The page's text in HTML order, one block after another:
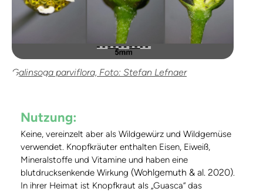
Galinsoga parviflora, Foto: Stefan Lefnaer
Nutzung:
Keine, vereinzelt aber als Wildgewürz und Wildgemüse
verwendet. Knopfkräuter enthalten Eisen, Eiweiß,
Mineralstoffe und Vitamine und haben eine
blutdrucksenkende Wirkung (Wohlgemuth & al. 2020).
In ihrer Heimat ist Knopfkraut als „Guasca“ das